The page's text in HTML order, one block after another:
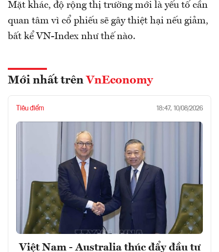
Mặt khác, độ rộng thị trường mới là yếu tố cần
quan tâm vì cổ phiếu sẽ gây thiệt hại nếu giảm,
bất kể VN-Index như thế nào.
Mới nhất trên VnEconomy
Tiêu điểm 18:47, 10/08/2026
Việt Nam - Australia thúc đẩy đầu tư